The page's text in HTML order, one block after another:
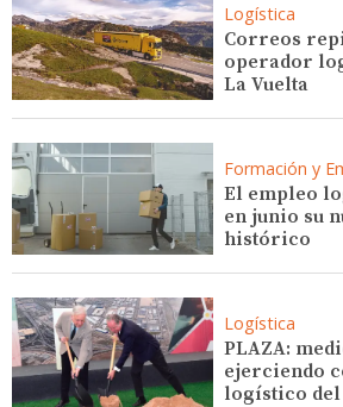
Logística
Correos
operador
La Vuelta
Formación y
El empleo
en junio su
histórico
Logística
PLAZA:
ejerciendo
logístico del